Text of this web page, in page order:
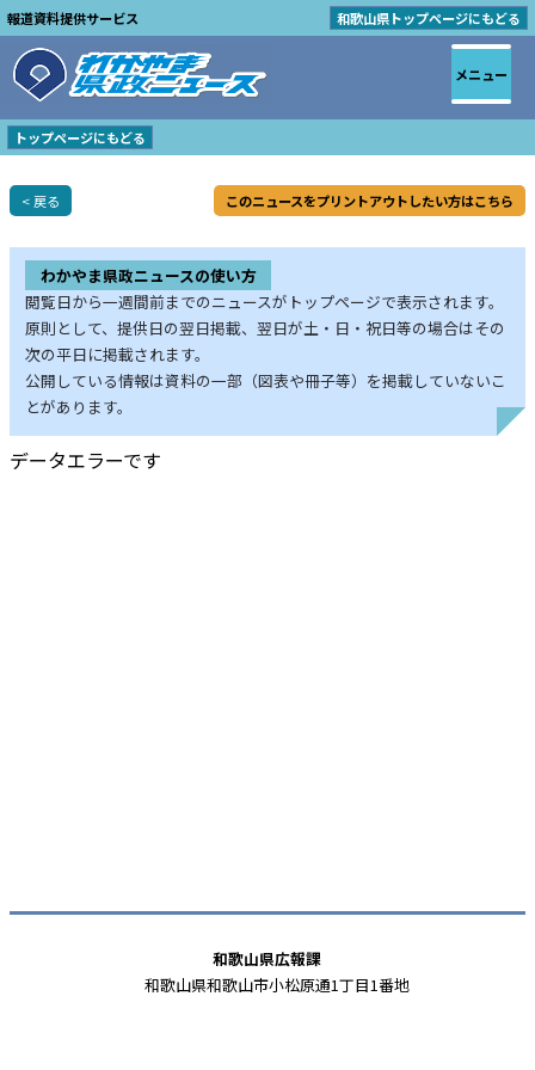
報道資料提供サービス 和歌山県トップページにもどる
トップページにもどる
< 戻る このニュースをプリントアウトしたい方はこちら
わかやま県政ニュースの使い方
閲覧日から一週間前までのニュースがトップページで表示されます。
原則として、提供日の翌日掲載、翌日が土・日・祝日等の場合はその
次の平日に掲載されます。
公開している情報は資料の一部（図表や冊子等）を掲載していないこ
とがあります。
データエラーです
メニュー
和歌山県広報課
和歌山県和歌山市小松原通1丁目1番地